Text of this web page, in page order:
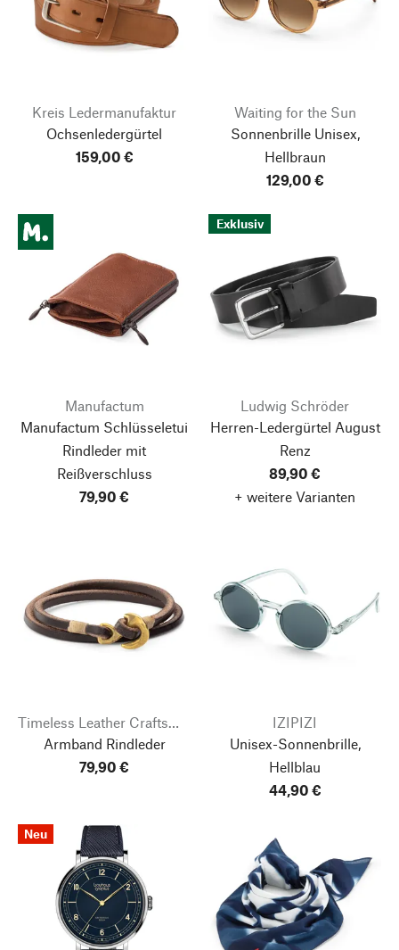
Kreis Ledermanufaktur
Ochsenledergürtel
159,00 €
Waiting for the Sun
Sonnenbrille Unisex,
Hellbraun
129,00 €
Manufactum
Manufactum Schlüsseletui
Rindleder mit
Reißverschluss
79,90 €
Exklusiv
Ludwig Schröder
Herren-Ledergürtel August
Renz
89,90 €
+ weitere Varianten
Timeless Leather Craftsmanship
Armband Rindleder
79,90 €
IZIPIZI
Unisex-Sonnenbrille,
Hellblau
44,90 €
Neu